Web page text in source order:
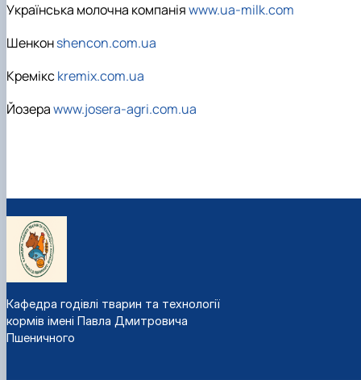
Українська молочна компаніяwww.ua-milk.com
Шенконshencon.com.ua
Креміксkremix.com.ua
Йозераwww.josera-agri.com.ua
Кафедра годівлі тварин та технології
кормів імені Павла Дмитровича
Пшеничного